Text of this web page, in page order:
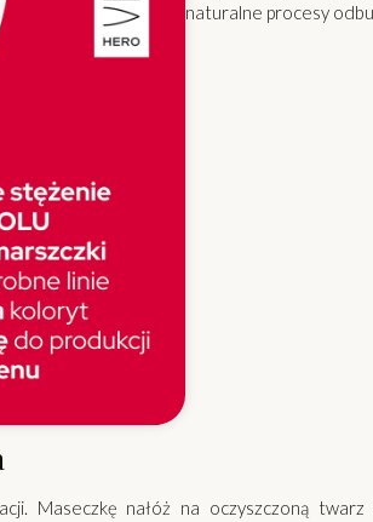
naturalne procesy
Maseczkę nałóż na oczyszczoną twarz